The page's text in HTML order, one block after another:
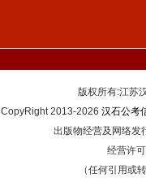
版权所有:江
CopyRight 2013-2026 汉石公考
出版物经营及网络发
经营许
（任何引用或